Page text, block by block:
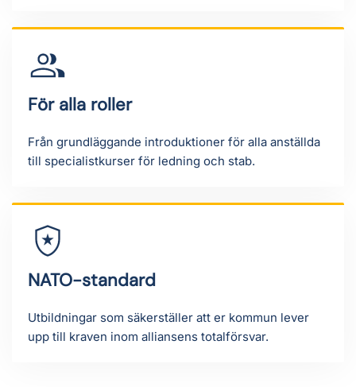
För alla roller
Från grundläggande introduktioner för alla anställda
till specialistkurser för ledning och stab.
NATO-standard
Utbildningar som säkerställer att er kommun lever
upp till kraven inom alliansens totalförsvar.